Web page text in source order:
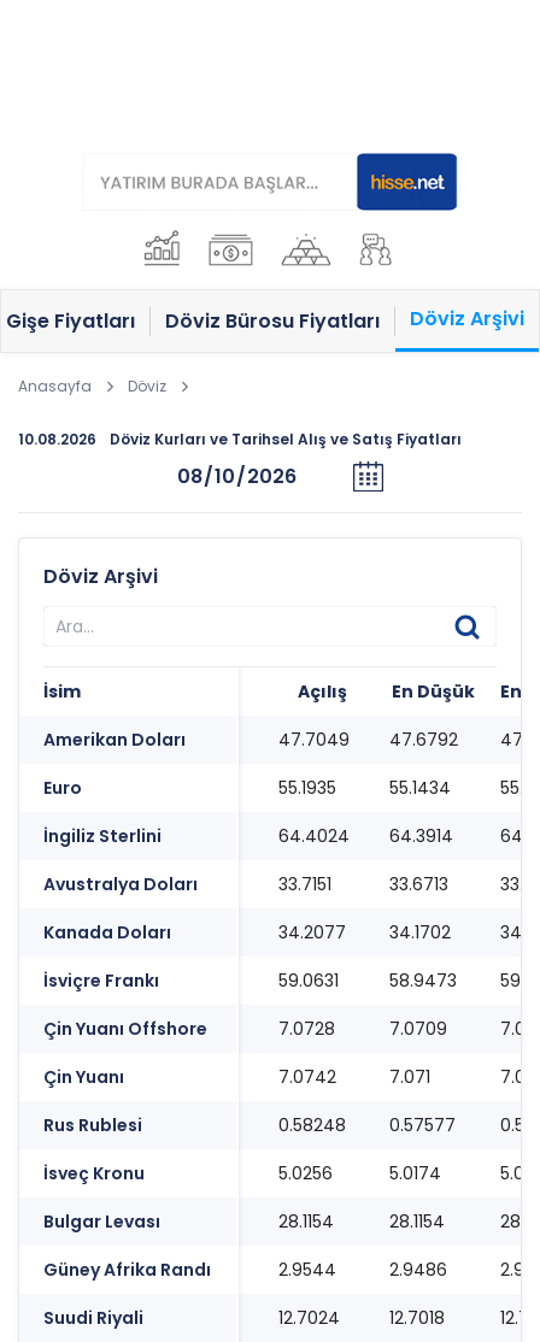
Fiyatları Döviz Bürosu Fiyatları Döviz Arşivi
Anasayfa Döviz
10.08.2026 Döviz Kurları ve Tarihsel Alış ve Satış Fiyatları
Döviz Arşivi
İsim Açılış En Düşük
En
Amerikan Doları
47.7049 47.6792
Euro
55.1935 55.1434
İngiliz Sterlini
64.4024 64.3914
Avustralya Doları
33.7151 33.6713
Kanada Doları
34.2077 34.1702
İsviçre Frankı
59.0631 58.9473
Çin Yuanı Offshore
7.0728 7.0709
Çin Yuanı
7.0742 7.071
Rus Rublesi
0.58248 0.57577
İsveç Kronu
5.0256 5.0174
Bulgar Levası
28.1154 28.1154
Güney Afrika Randı
2.9544 2.9486
Suudi Riyali
12.7024 12.7018